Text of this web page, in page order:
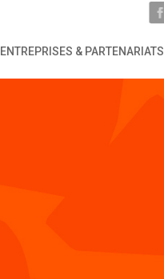
ENTREPRISES & PARTENARIATS